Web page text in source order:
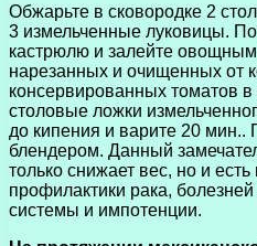
Обжарьте в сковородке 2
3 измельченные луковицы.
кастрюлю и залейте
нарезанных и очищенных от
консервированных томатов
столовые ложки
до кипения и варите 20 мин..
блендером. Данный
только снижает вес, но и
профилактики рака,
системы и импотенции.